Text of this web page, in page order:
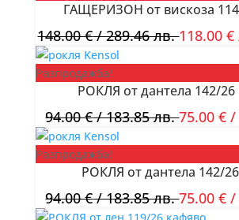
ГАЩЕРИЗОН от вискоза
148.00€/ 289.46 лв.118.00€
Разпродажба!
РОКЛЯ от дантела 142/26
94.00€/ 183.85 лв.75.00€ /
Разпродажба!
РОКЛЯ от дантела 142/
94.00€/ 183.85 лв.75.00€ /